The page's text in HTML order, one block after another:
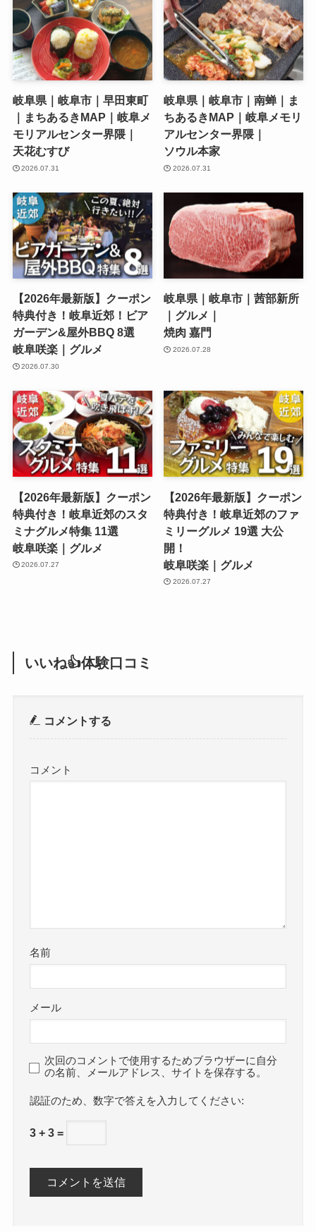
岐阜県｜岐阜市｜早田東町
｜まちあるきMAP｜岐阜メ
モリアルセンター界隈｜
天花むすび
2026.07.31
岐阜県｜岐阜市｜南蝉｜ま
ちあるきMAP｜岐阜メモリ
アルセンター界隈｜
ソウル本家
2026.07.31
【2026年最新版】クーポン
特典付き！岐阜近郊！ビア
ガーデン&屋外BBQ 8選
岐阜咲楽｜グルメ
2026.07.30
岐阜県｜岐阜市｜茜部新所
｜グルメ｜
焼肉 嘉門
2026.07.28
【2026年最新版】クーポン
特典付き！岐阜近郊のスタ
ミナグルメ特集 11選
岐阜咲楽｜グルメ
2026.07.27
【2026年最新版】クーポン
特典付き！岐阜近郊のファ
ミリーグルメ 19選 大公
開！
岐阜咲楽｜グルメ
2026.07.27
いいね👍体験口コミ
コメントする
コメント
名前
メール
次回のコメントで使用するためブラウザーに自分
の名前、メールアドレス、サイトを保存する。
数字で答えを入力してください:
3 + 3 =